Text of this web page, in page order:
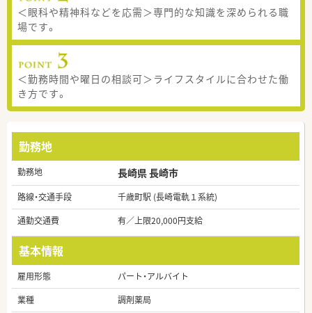
＜眼科や精神科などを応需＞専門的な知識を深められる職
場です。
＜勤務時間や曜日の相談可＞ライフスタイルに合わせた働
き方です。
勤務地
勤務地 長崎県 長崎市
路線・交通手段
千歳町駅 (長崎電軌１系統)
通勤交通費
有／上限20,000円支給
基本情報
雇用形態
パート・アルバイト
業種
調剤薬局